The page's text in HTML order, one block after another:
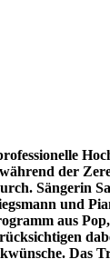
der
Sängerin
und
aus Pop,
Das